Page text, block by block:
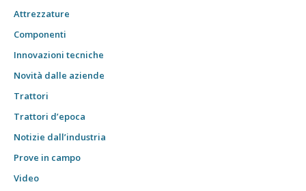
Attrezzature
Componenti
Innovazioni tecniche
Novità dalle aziende
Trattori
Trattori d’epoca
Notizie dall’industria
Prove in campo
Video